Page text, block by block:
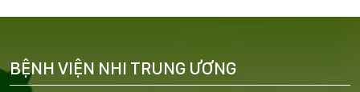
BỆNH VIỆN NHI TRUNG ƯƠNG